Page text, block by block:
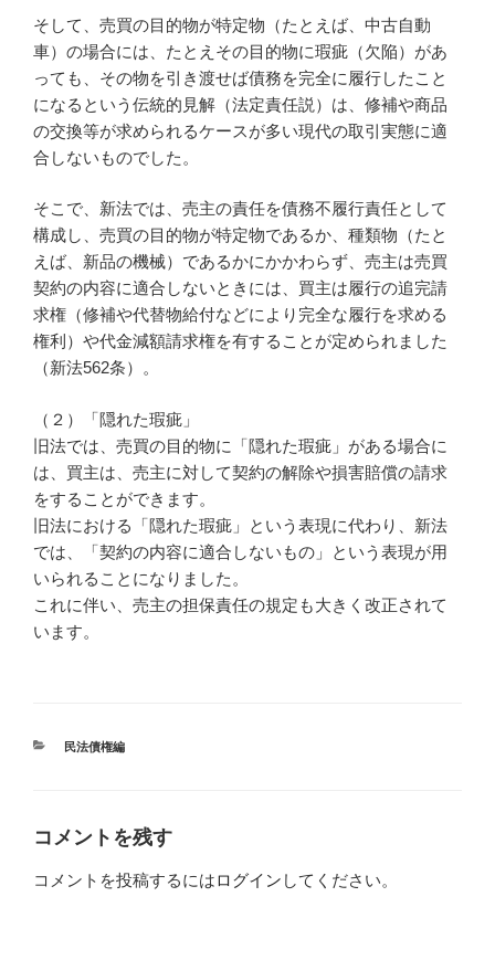
そして、売買の目的物が特定物（たとえば、中古自動
車）の場合には、たとえその目的物に瑕疵（欠陥）があ
っても、その物を引き渡せば債務を完全に履行したこと
になるという伝統的見解（法定責任説）は、修補や商品
の交換等が求められるケースが多い現代の取引実態に適
合しないものでした。
そこで、新法では、売主の責任を債務不履行責任として
構成し、売買の目的物が特定物であるか、種類物（たと
えば、新品の機械）であるかにかかわらず、売主は売買
契約の内容に適合しないときには、買主は履行の追完請
求権（修補や代替物給付などにより完全な履行を求める
権利）や代金減額請求権を有することが定められました
（新法562条）。
（２）「隠れた瑕疵」
旧法では、売買の目的物に「隠れた瑕疵」がある場合に
は、買主は、売主に対して契約の解除や損害賠償の請求
をすることができます。
旧法における「隠れた瑕疵」という表現に代わり、新法
では、「契約の内容に適合しないもの」という表現が用
いられることになりました。
これに伴い、売主の担保責任の規定も大きく改正されて
います。
カ
ー
民法債権編
コメントを残す
コメントを投稿するにはログイン してください。